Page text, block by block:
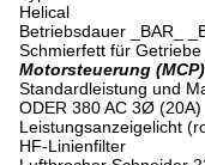
Helical
Betriebsdauer _BAR_
Schmierfett für Getriebe
Motorsteuerung (MCP)
Standardleistung und
ODER 380 AC 3Ø (20A)
Leistungsanzeigelicht
HF-Linienfilter